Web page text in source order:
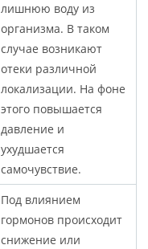
лишнюю воду из
организма. В таком
случае возникают
отеки различной
локализации. На фоне
этого повышается
давление и
ухудшается
самочувствие.
Под влиянием
гормонов происходит
снижение или